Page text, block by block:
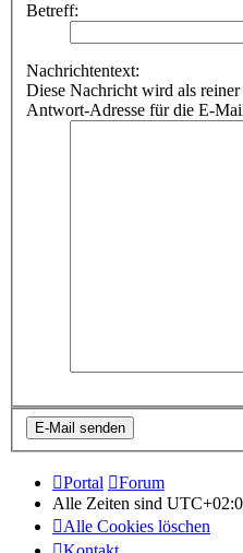
Betreff:
Nachrichtentext:
Diese Nachricht wird als
Antwort-Adresse für die E-
Portal
Forum
Alle Zeiten sind
Alle Cookies löschen